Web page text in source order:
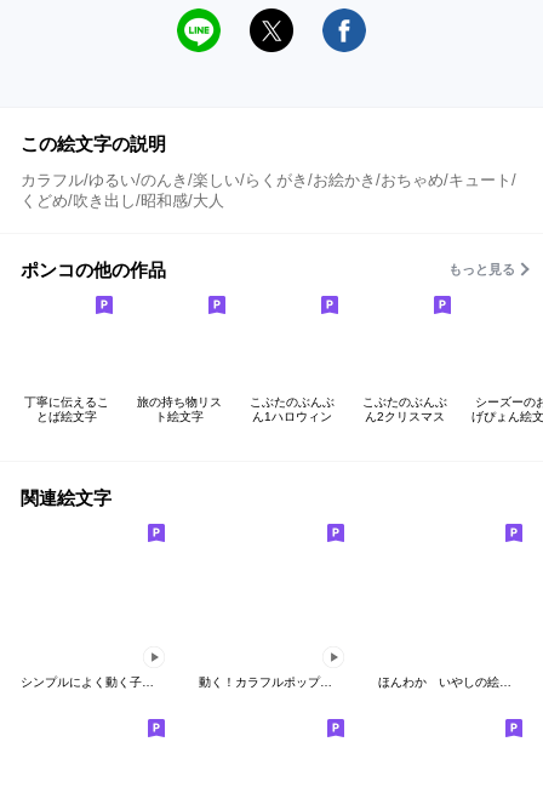
この絵文字の説明
カラフル/ゆるい/のんき/楽しい/らくがき/お絵かき/おちゃめ/キュート/
くどめ/吹き出し/昭和感/大人
ポンコの他の作品 もっと見る
丁寧に伝えるこ
とば絵文字
旅の持ち物リス
ト絵文字
こぶたのぶんぶ
ん1ハロウィン
こぶたのぶんぶ
ん2クリスマス
シーズーの
げぴょん絵
関連絵文字
動く！カラフルポップな絵文字1 ほんわか いやしの絵文字 第13弾